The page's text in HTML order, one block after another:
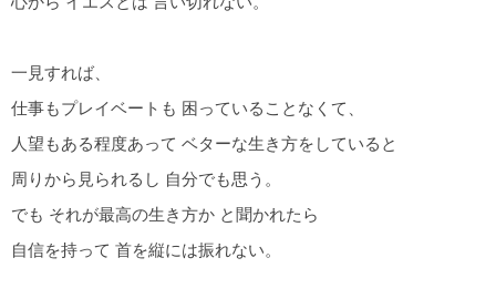
一見すれば、
仕事もプレイベートも 困っていることなくて、
人望もある程度あって ベターな生き方をしていると
周りから見られるし 自分でも思う。
でも それが最高の生き方か と聞かれたら
自信を持って 首を縦には振れない。